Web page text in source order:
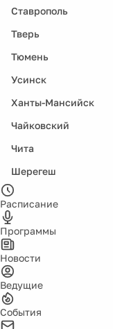
Ставрополь
Тверь
Тюмень
Усинск
Ханты-Мансийск
Чайковский
Чита
Шерегеш
Расписание
Программы
Новости
Ведущие
События